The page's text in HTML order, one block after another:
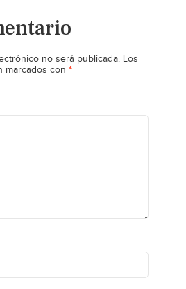
no será publicada. Los
marcados con *